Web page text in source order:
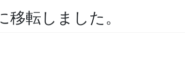
移転しました。